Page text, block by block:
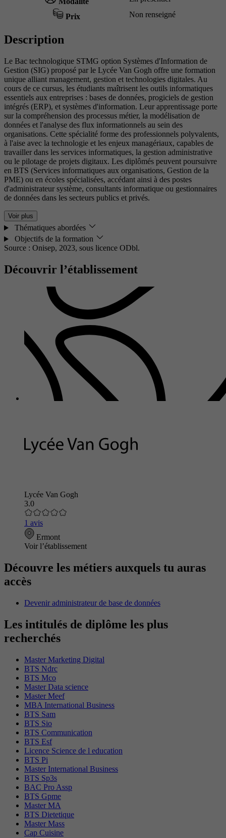
Prix Non renseigné
Description
Le Bac technologique STMG option Systèmes d'Information de
Gestion (SIG) proposé par le Lycée Van Gogh offre une formation
unique alliant management, gestion et technologies digitales. Au
cours de ce cursus, les étudiants maîtrisent les outils informatiques
essentiels aux entreprises : bases de données, progiciels de gestion
intégrés (ERP), et systèmes d'information. Leur apprentissage porte
sur la compréhension des processus métier, la modélisation de
données et l'analyse des flux informationnels au sein des
organisations. Cette spécialité forme des professionnels polyvalents,
à l'aise avec la technologie et les enjeux managériaux, capables de
travailler dans les services informatiques, la gestion administrative
ou le pilotage de projets digitaux. Les diplômés peuvent poursuivre
en BTS (Services informatiques aux organisations, Gestion de la
PME) ou en écoles spécialisées, accédant ainsi à des postes
d'administrateur système, consultants informatique ou gestionnaires
de données dans les secteurs publics et privés.
Voir plus
Thématiques abordées
Objectifs de la formation
Source : Onisep, 2023, sous licence ODbl.
Découvrir l’établissement
Lycée Van Gogh
3.0
1 avis
Ermont
Voir l’établissement
Découvre les métiers auxquels tu auras
accès
Devenir administrateur de base de données
Les intitulés de diplôme les plus
recherchés
Master Marketing Digital
BTS Ndrc
BTS Mco
Master Data science
Master Meef
MBA International Business
BTS Sam
BTS Sio
BTS Communication
BTS Esf
Licence Science de l education
BTS Pi
Master International Business
BTS Sp3s
BAC Pro Assp
BTS Gpme
Master MA
BTS Dietetique
Master Mass
Cap Cuisine